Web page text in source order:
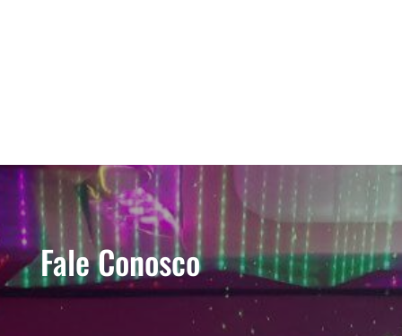
Fale Conosco